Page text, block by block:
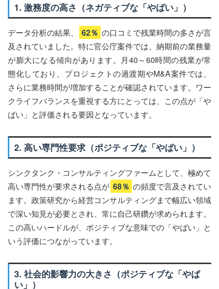
1. 激務度の高さ（ネガティブな「やばい」）
データ分析の結果、 62％ の口コミで残業時間の多さが言
及されていました。特に官公庁案件では、納期前の業務量
が膨大になる傾向があります。月40～60時間の残業が常
態化しており、プロジェクトの過渡期やM&A案件では、
さらに業務時間が増加することが確認されています。ワー
クライフバランスを重視する方にとっては、この点が「や
ばい」と評価される要因となっています。
2. 高い専門性要求（ポジティブな「やばい」）
シンクタンク・コンサルティングファームとして、極めて
高い専門性が要求される点が 68％ の頻度で言及されてい
ます。政策研究から経営コンサルティングまで幅広い領域
で深い知見が必要とされ、常に自己研鑽が求められます。
この高いハードルが、ポジティブな意味での「やばい」と
いう評価につながっています。
3. 社会的影響力の大きさ（ポジティブな「やば
い」）